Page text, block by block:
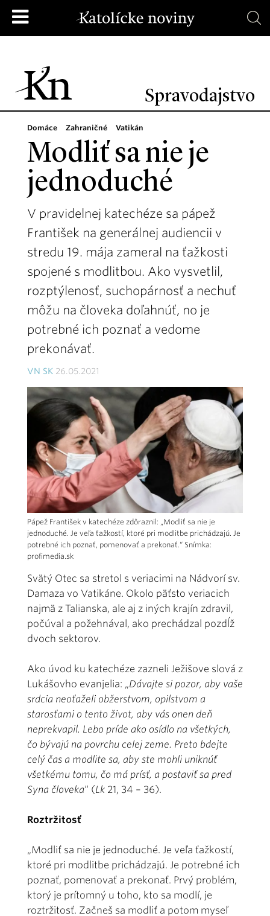
Spravodajstvo
Domáce Zahraničné Vatikán
Modliť sa nie je
jednoduché
V pravidelnej katechéze sa pápež
František na generálnej audiencii v
stredu 19. mája zameral na ťažkosti
spojené s modlitbou. Ako vysvetlil,
rozptýlenosť, suchopárnosť a nechuť
môžu na človeka doľahnúť, no je
potrebné ich poznať a vedome
prekonávať.
VN SK 26.05.2021
Pápež František v katechéze zdôraznil: „Modliť sa nie je
jednoduché. Je veľa ťažkostí, ktoré pri modlitbe prichádzajú. Je
potrebné ich poznať, pomenovať a prekonať.“ Snímka:
profimedia.sk
Svätý Otec sa stretol s veriacimi na Nádvorí sv.
Damaza vo Vatikáne. Okolo päťsto veriacich
najmä z Talianska, ale aj z iných krajín zdravil,
počúval a požehnával, ako prechádzal pozdĺž
dvoch sektorov.
Ako úvod ku katechéze zazneli Ježišove slová z
Lukášovho evanjelia: „Dávajte si pozor, aby vaše
srdcia neoťaželi obžerstvom, opilstvom a
starosťami o tento život, aby vás onen deň
neprekvapil. Lebo príde ako osídlo na všetkých,
čo bývajú na povrchu celej zeme. Preto bdejte
celý čas a modlite sa, aby ste mohli uniknúť
všetkému tomu, čo má prísť, a postaviť sa pred
Syna človeka“ (Lk 21, 34 – 36).
Roztržitosť
„Modliť sa nie je jednoduché. Je veľa ťažkostí,
ktoré pri modlitbe prichádzajú. Je potrebné ich
poznať, pomenovať a prekonať. Prvý problém,
ktorý je prítomný u toho, kto sa modlí, je
roztržitosť. Začneš sa modliť a potom myseľ